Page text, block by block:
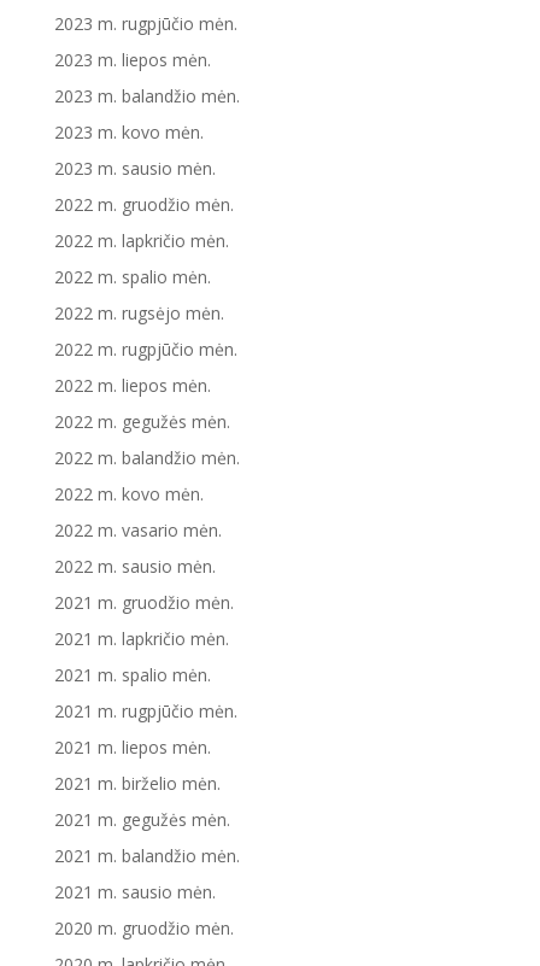
2023 m. rugpjūčio mėn.
2023 m. liepos mėn.
2023 m. balandžio mėn.
2023 m. kovo mėn.
2023 m. sausio mėn.
2022 m. gruodžio mėn.
2022 m. lapkričio mėn.
2022 m. spalio mėn.
2022 m. rugsėjo mėn.
2022 m. rugpjūčio mėn.
2022 m. liepos mėn.
2022 m. gegužės mėn.
2022 m. balandžio mėn.
2022 m. kovo mėn.
2022 m. vasario mėn.
2022 m. sausio mėn.
2021 m. gruodžio mėn.
2021 m. lapkričio mėn.
2021 m. spalio mėn.
2021 m. rugpjūčio mėn.
2021 m. liepos mėn.
2021 m. birželio mėn.
2021 m. gegužės mėn.
2021 m. balandžio mėn.
2021 m. sausio mėn.
2020 m. gruodžio mėn.